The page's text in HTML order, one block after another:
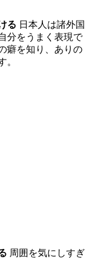
る 日本人は諸外国
分をうまく表現で
癖を知り、ありの
。
周囲を気にしすぎ